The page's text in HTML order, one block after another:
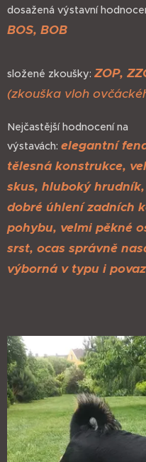
dosažená výstavní
BOS, BOB
složené zkoušky: ZOP,
(zkouška vloh
Nejčastější hodnocení na
výstavách: elegantní
tělesná konstrukce,
skus, hluboký
dobré úhlení zadních
pohybu, velmi pěkné
srst, ocas správně
výborná v typu i povaz